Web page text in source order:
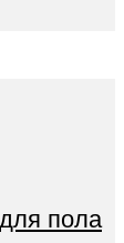
пола